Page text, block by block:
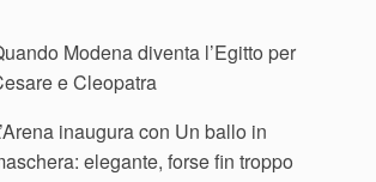
Modena diventa l’Egitto per
e Cleopatra
inaugura con Un ballo in
elegante, forse fin troppo